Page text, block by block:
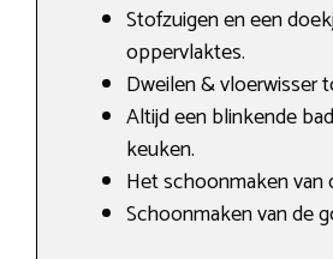
Stofzuigen en een
oppervlaktes.
Dweilen & vloerwisser
Altijd een blinkende
keuken.
Het schoonmaken van
Schoonmaken van de